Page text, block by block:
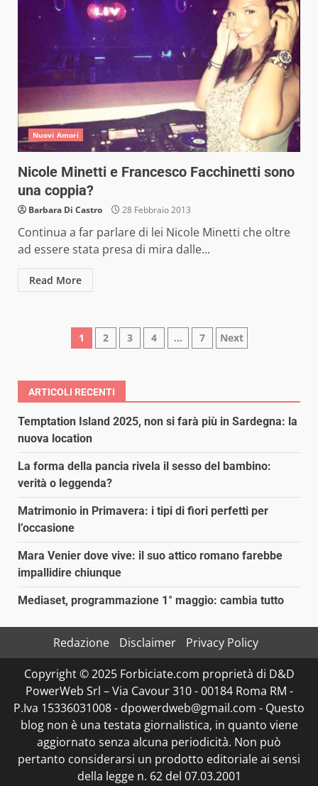
Nuovi Amori
Nicole Minetti e Francesco Facchinetti sono
una coppia?
Barbara Di Castro 28 Febbraio 2013
Continua a far parlare di lei Nicole Minetti che oltre
ad essere stata presa di mira dalle...
Read More
Paginazione
articoli
1 2 3 4 … 7 Next
ARTICOLI RECENTI
Temptation Island 2025, non si farà più in Sardegna: la
nuova location
La forma della pancia rivela il sesso del bambino:
verità o leggenda?
Matrimonio in Primavera: i tipi di fiori perfetti per
l’occasione
Mara Venier dove vive: il suo attico romano farebbe
impallidire chiunque
Mediaset, programmazione 1° maggio: cambia tutto
Redazione Disclaimer
Privacy Policy
Copyright © 2025 Forbiciate.com proprietà di D&D
PowerWeb Srl – Via Cavour 310 - 00184 Roma RM -
P.Iva 15336031008 - dpowerdweb@gmail.com - Questo
blog non è una testata giornalistica, in quanto viene
aggiornato senza alcuna periodicità. Non può
pertanto considerarsi un prodotto editoriale ai sensi
della legge n. 62 del 07.03.2001